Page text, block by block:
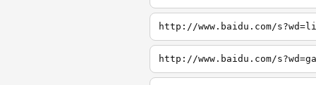
http://www.baidu.com/
http://www.baidu.com/